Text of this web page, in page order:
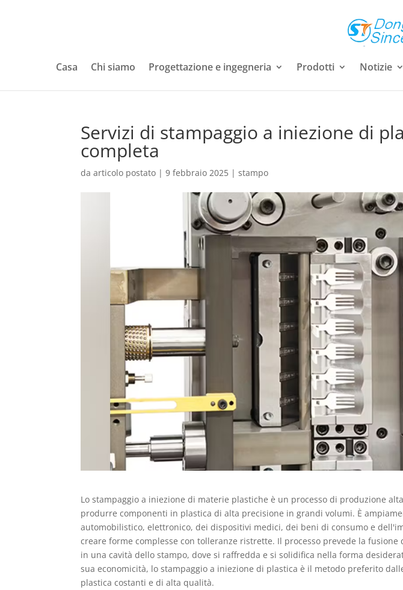
Casa Chi siamo Progettazione e ingegneria Prodotti Notizie
Servizi di stampaggio a iniezione di
completa
daarticolo postato |9 febbraio 2025 |stampo
Lo stampaggio a iniezione di materie plastiche è un processo di produzione
produrre componenti in plastica di alta precisione in grandi volumi. È
automobilistico, elettronico, dei dispositivi medici, dei beni di consumo e
creare forme complesse con tolleranze ristrette. Il processo prevede la
in una cavità dello stampo, dove si raffredda e si solidifica nella forma
sua economicità, lo stampaggio a iniezione di plastica è il metodo preferito
plastica costanti e di alta qualità.